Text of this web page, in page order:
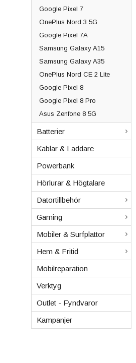
Google Pixel 7
OnePlus Nord 3 5G
Google Pixel 7A
Samsung Galaxy A15
Samsung Galaxy A35
OnePlus Nord CE 2 Lite
Google Pixel 8
Google Pixel 8 Pro
Asus Zenfone 8 5G
Batterier
Kablar & Laddare
Powerbank
Hörlurar & Högtalare
Datortillbehör
Gaming
Mobiler & Surfplattor
Hem & Fritid
Mobilreparation
Verktyg
Outlet - Fyndvaror
Kampanjer
Champion kabel USB-C
Lightning 1m Ladd & Synk
I lager
149 kr
Info